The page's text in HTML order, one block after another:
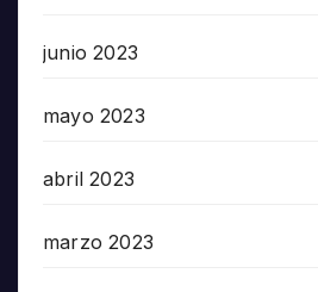
junio 2023
mayo 2023
abril 2023
marzo 2023